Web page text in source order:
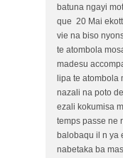
batuna ngayi
que 20 Mai
vie na biso
te atombola
madesu
lipa te atombola
nazali na poto
ezali kokumisa
temps passe ne
balobaqu il n ya
nabetaka ba